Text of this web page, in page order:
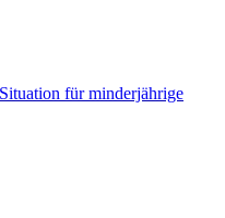
für minderjährige